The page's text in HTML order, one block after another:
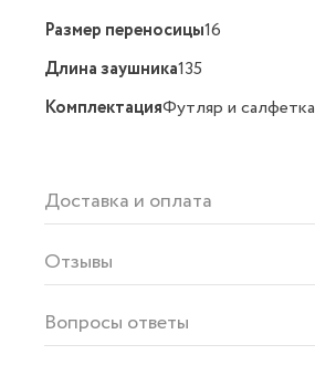
Размер переносицы16
Длина заушника135
КомплектацияФутляр и салфетка
Доставка и оплата
Отзывы
Вопросы ответы